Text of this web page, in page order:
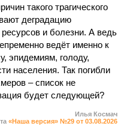
такого трагического
деградацию
и болезни. А ведь
ведёт именно к
эпидемиям, голоду,
населения. Так погибли
– список не
будет следующей?
Илья Космач
«Наша версия» №29 от 03.08.2026